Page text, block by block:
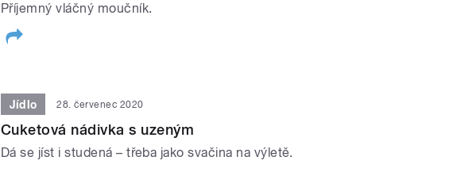
Příjemný vláčný moučník.
Jídlo 28. červenec 2020
Cuketová nádivka s uzeným
Dá se jíst i studená – třeba jako svačina na výletě.